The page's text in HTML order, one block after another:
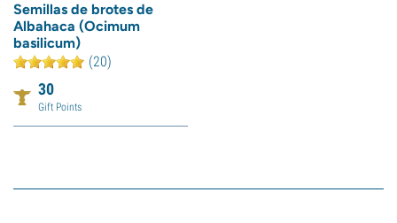
Semillas de brotes de
Albahaca (Ocimum
basilicum)
(20)
30
Gift Points